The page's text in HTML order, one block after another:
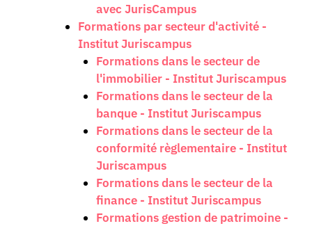
avec JurisCampus
Formations par secteur d'activité -
Institut Juriscampus
Formations dans le secteur de
l'immobilier - Institut Juriscampus
Formations dans le secteur de la
banque - Institut Juriscampus
Formations dans le secteur de la
conformité règlementaire - Institut
Juriscampus
Formations dans le secteur de la
finance - Institut Juriscampus
Formations gestion de patrimoine -